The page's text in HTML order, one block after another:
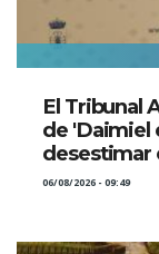
El Tribunal
de 'Daimiel
desestimar
06/08/2026 - 09:49